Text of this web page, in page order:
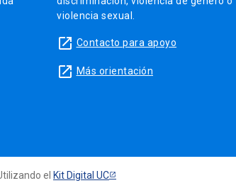
violencia sexual.
launch Contacto para apoyo
launch Más orientación
el Kit Digital UC